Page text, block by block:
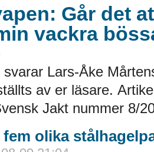
Går det
vackra
Lars-Åke
av er läsare.
Jakt nummer 8/
fem olika